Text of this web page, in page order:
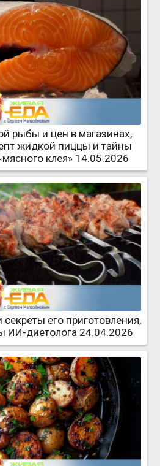
рыбы и цен в магазинах,
жидкой пиццы и тайны
клея» 14.05.2026
его приготовления,
ИИ-диетолога 24.04.2026